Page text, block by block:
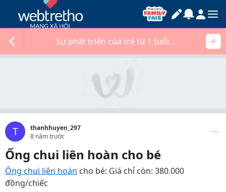
Sự phát triển của trẻ từ 1 tuổi...
T
thanhhuyen_297
8 năm trước
Ống chui liên hoàn cho bé
Ống chui liên hoàn cho bé: Giá chỉ còn: 380.000
đồng/chiếc